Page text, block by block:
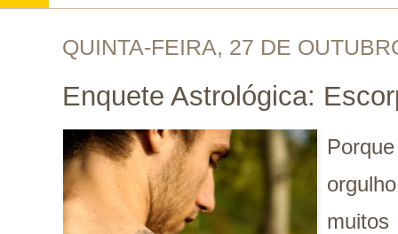
QUINTA-FEIRA, 27 DE
Enquete Astrológica: